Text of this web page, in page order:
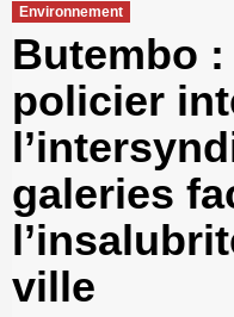
Environnement
Butembo
policier
galeries
ville